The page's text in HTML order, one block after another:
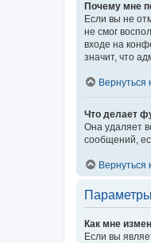
Почему мне
Если вы не
не смог
входе на
значит, что
Вернуться
Что делает
Она удаляет
сообщений,
Вернуться
Как мне
Если вы